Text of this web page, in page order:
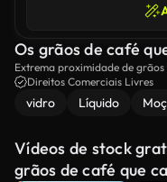
Os grãos de café
Extrema proximidade de
vidro transparente.
Direitos Comerciais Livres
vidro Líquido
Vídeos de stock
grãos de café que